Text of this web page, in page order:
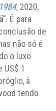
, 2020,
É para
de
não só é
o luxo
1
à
tendo